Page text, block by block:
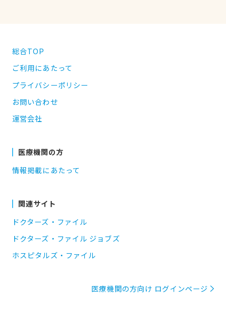
総合TOP
ご利用にあたって
プライバシーポリシー
お問い合わせ
運営会社
医療機関の方
情報掲載にあたって
関連サイト
ドクターズ・ファイル
ドクターズ・ファイル ジョブズ
ホスピタルズ・ファイル
医療機関の方向け ログインページ